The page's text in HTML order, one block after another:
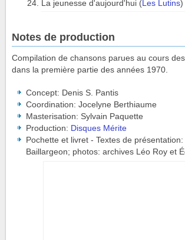
La jeunesse d'aujourd'hui (Les Lutins)
Notes de production
Compilation de chansons parues au cours
dans la première partie des années 1970.
Concept: Denis S. Pantis
Coordination: Jocelyne Berthiaume
Masterisation: Sylvain Paquette
Production: Disques Mérite
Pochette et livret - Textes de présentation:
Baillargeon; photos: archives Léo Roy et